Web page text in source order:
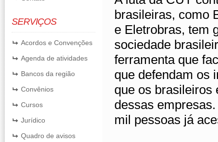
SERVIÇOS
Acordos e Convenções
Agenda de atividades
Bancos da região
Convênios
Cursos
Jurídico
Quadro de avisos
brasileiras, como
e Eletrobras, tem
sociedade
ferramenta que
que defendam os
que os brasileiros
dessas
mil pessoas já